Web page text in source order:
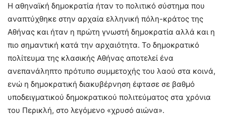
Η αθηναϊκή δημοκρατία ήταν το πολιτικό σύστημα που
αναπτύχθηκε στην αρχαία ελληνική πόλη-κράτος της
Αθήνας και ήταν η πρώτη γνωστή δημοκρατία αλλά και η
πιο σημαντική κατά την αρχαιότητα. Το δημοκρατικό
πολίτευμα της κλασικής Αθήνας αποτελεί ένα
ανεπανάληπτο πρότυπο συμμετοχής του λαού στα κοινά,
ενώ η δημοκρατική διακυβέρνηση έφτασε σε βαθμό
υποδειγματικού δημοκρατικού πολιτεύματος στα χρόνια
του Περικλή, στο λεγόμενο «χρυσό αιώνα».